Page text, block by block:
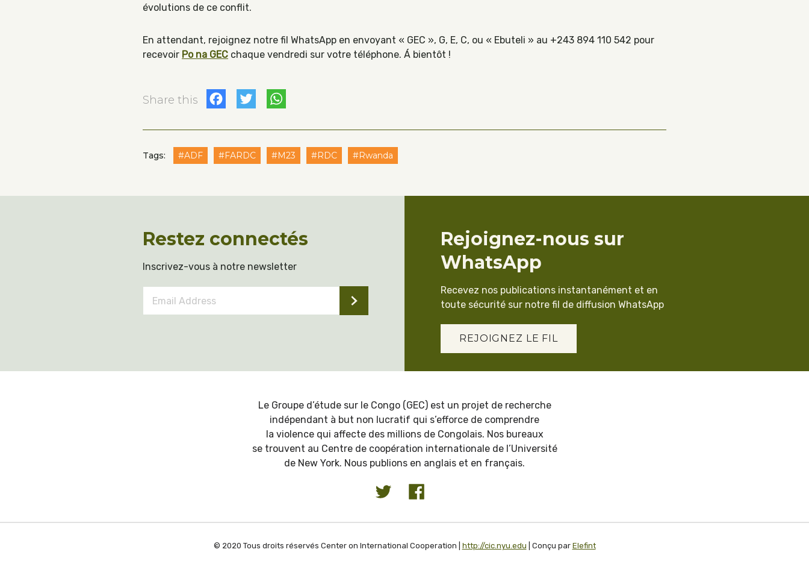
évolutions de ce conflit.
En attendant, rejoignez notre fil WhatsApp en envoyant « GEC », G, E, C, ou « Ebuteli » au +243 894 110 542 pour
recevoir Po na GEC chaque vendredi sur votre téléphone. Á bientôt !
Share this Facebook
Twitter
Tags: #ADF #FARDC #M23 #RDC #Rwanda
Restez connectés
Inscrivez-vous à notre newsletter
Address *
Rejoignez-nous sur
WhatsApp
Recevez nos publications instantanément et en
toute sécurité sur notre fil de diffusion WhatsApp
REJOIGNEZ LE FIL
Le Groupe d’étude sur le Congo (GEC) est un projet de recherche
indépendant à but non lucratif qui s’efforce de comprendre
la violence qui affecte des millions de Congolais. Nos bureaux
se trouvent au Centre de coopération internationale de l’Université
de New York. Nous publions en anglais et en français.
© 2020 Tous droits réservés Center on International Cooperation | http://cic.nyu.edu | Conçu par Elefint